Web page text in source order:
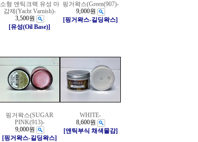
소형 앤틱크랙 유성 마
감제(Yacht Varnish)-
3,500원
[유성(Oil Base)]
핑거왁스(Green(907)-
9,000원
[핑거왁스-길딩왁스]
핑거왁스(SUGAR
PINK(913)-
9,000원
[핑거왁스-길딩왁스]
WHITE-
8,600원
[앤틱부식 채색물감]